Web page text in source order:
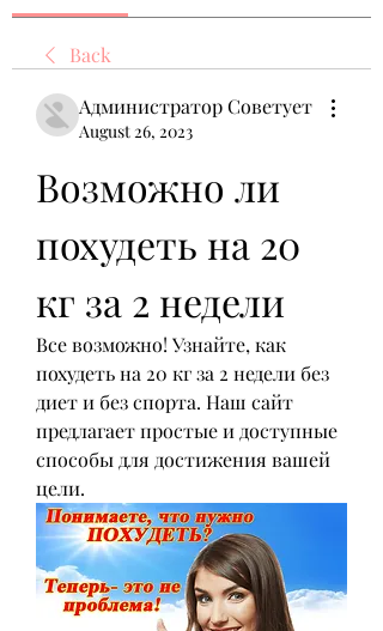
Back
Администратор Советует
August 26, 2023
Возможно ли
похудеть на 20
кг за 2 недели
Все возможно! Узнайте, как
похудеть на 20 кг за 2 недели без
диет и без спорта. Наш сайт
предлагает простые и доступные
способы для достижения вашей
цели.